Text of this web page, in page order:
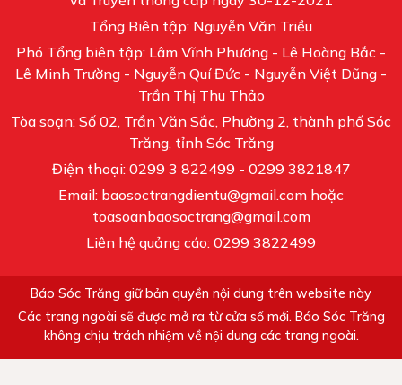
Tổng Biên tập: Nguyễn Văn Triều
Phó Tổng biên tập: Lâm Vĩnh Phương - Lê Hoàng Bắc -
Lê Minh Trường - Nguyễn Quí Đức - Nguyễn Việt Dũng -
Trần Thị Thu Thảo
Tòa soạn: Số 02, Trần Văn Sắc, Phường 2, thành phố Sóc
Trăng, tỉnh Sóc Trăng
Điện thoại: 0299 3 822499 - 0299 3821847
Email: baosoctrangdientu@gmail.com hoặc
toasoanbaosoctrang@gmail.com
Liên hệ quảng cáo: 0299 3822499
Báo Sóc Trăng giữ bản quyền nội dung trên website này
Các trang ngoài sẽ được mở ra từ cửa sổ mới. Báo Sóc Trăng
không chịu trách nhiệm về nội dung các trang ngoài.